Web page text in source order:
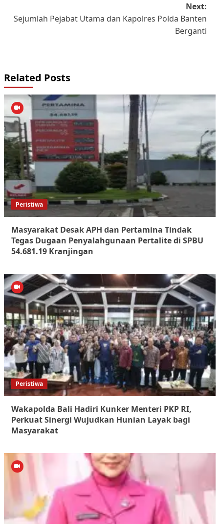
Next:
Sejumlah Pejabat Utama dan Kapolres Polda Banten
Berganti
Related Posts
Peristiwa
Masyarakat Desak APH dan Pertamina Tindak
Tegas Dugaan Penyalahgunaan Pertalite di SPBU
54.681.19 Kranjingan
Peristiwa
Wakapolda Bali Hadiri Kunker Menteri PKP RI,
Perkuat Sinergi Wujudkan Hunian Layak bagi
Masyarakat